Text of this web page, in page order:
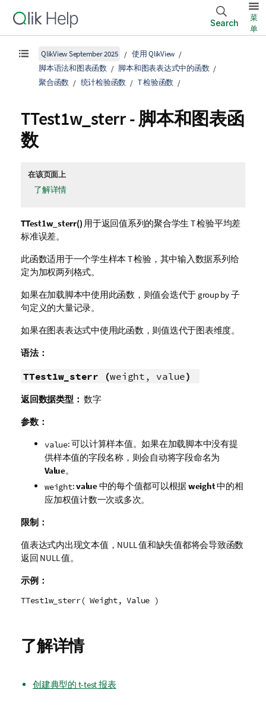
Search
菜
单
QlikView September 2025
使用 QlikView
脚本语法和图表函数
脚本和图表表达式中的函数
聚合函数
统计检验函数 T 检验函数
TTest1w_sterr- 脚本和图表函
数
在该页面上
了解详情
TTest1w_sterr() 用于返回值系列的聚合学生 T 检验平均差
标准误差。
此函数适用于一个学生样本 T 检验，其中输入数据系列给
定为加权两列格式。
如果在加载脚本中使用此函数，则值会迭代于 group by 子
句定义的大量记录。
如果在图表表达式中使用此函数，则值迭代于图表维度。
语法：
TTest1w_sterr (weight, value)
返回数据类型： 数字
参数：
value: 可以计算样本值。如果在加载脚本中没有提
供样本值的字段名称，则会自动将字段命名为
Value。
weight:value中的每个值都可以根据weight中的相
应加权值计数一次或多次。
限制：
值表达式内出现文本值， NULL值和缺失值都将会导致函数
返回 NULL值。
示例：
TTest1w_sterr( Weight, Value )
了解详情
创建典型的 t-test 报表